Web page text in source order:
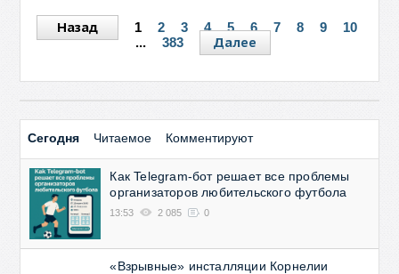
Назад 1 2 3 4 5 6 7 8 9
10
...
383 Далее
Сегодня Читаемое Комментируют
Как Telegram-бот решает все проблемы
организаторов любительского футбола
13:53 2 085 0
«Взрывные» инсталляции Корнелии